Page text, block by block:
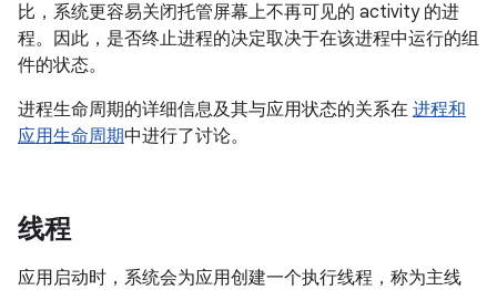
比，系统更容易关闭托管屏幕上不再可见的 activity 的进
程。因此，是否终止进程的决定取决于在该进程中运行的组
件的状态。
进程生命周期的详细信息及其与应用状态的关系在 进程和
应用生命周期中进行了讨论。
线程
应用启动时，系统会为应用创建一个执行线程，称为主线